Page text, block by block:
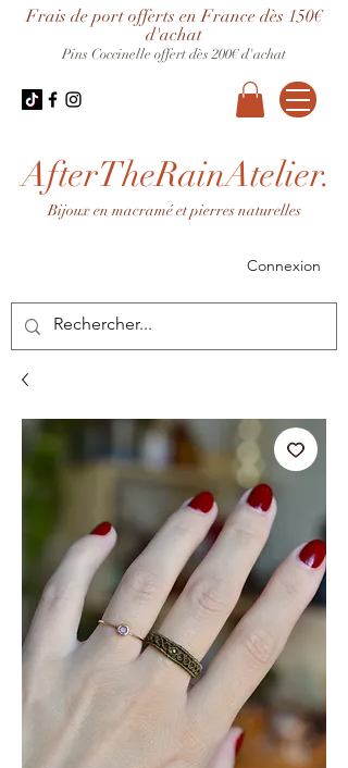
AfterTheRainAtelier.
Bijoux en macramé et pierres naturelles
Connexion
Frais de port offerts en France dès 150€
d'achat
Pins Coccinelle offert dès 200€ d'achat